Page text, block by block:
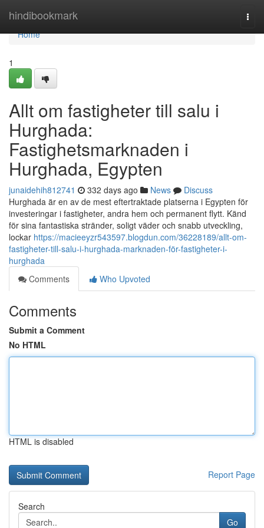
hindibookmark
Home
Home
1
Allt om fastigheter till salu i
Hurghada:
Fastighetsmarknaden i
Hurghada, Egypten
junaidehih812741 332 days ago News
Discuss
Hurghada är en av de mest eftertraktade platserna i Egypten för
investeringar i fastigheter, andra hem och permanent flytt. Känd
för sina fantastiska stränder, soligt väder och snabb utveckling,
lockar https://macieeyzr543597.blogdun.com/36228189/allt-om-
fastigheter-till-salu-i-hurghada-marknaden-för-fastigheter-i-
hurghada
Comments
Who Upvoted
Comments
Submit a Comment
No HTML
HTML is disabled
Report Page
Search
Go